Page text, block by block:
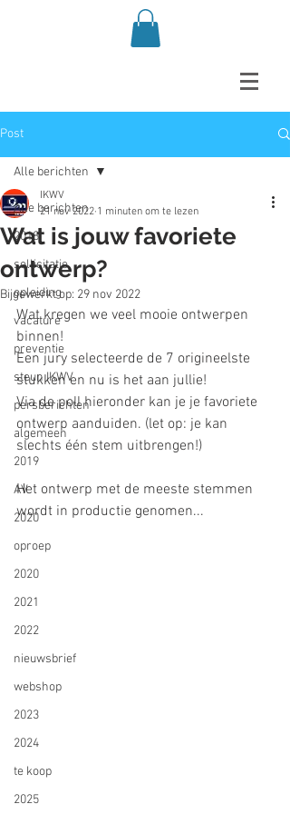
Post
Alle berichten
2018
sollicitatie
opleiding
vacature
preventie
steun IKWV
persberichten
algemeen
2019
AV
2020
oproep
2020
2021
2022
nieuwsbrief
webshop
2023
2024
te koop
2025
Alle berichten
Wat is jouw favoriete
ontwerp?
IKWV
21 nov 2022 1 minuten om te lezen
Bijgewerkt op: 29 nov 2022
Wat kregen we veel mooie ontwerpen
binnen!
Een jury selecteerde de 7 origineelste
stukken en nu is het aan jullie!
Via de poll hieronder kan je je favoriete
ontwerp aanduiden. (let op: je kan
slechts één stem uitbrengen!)
Het ontwerp met de meeste stemmen
wordt in productie genomen...